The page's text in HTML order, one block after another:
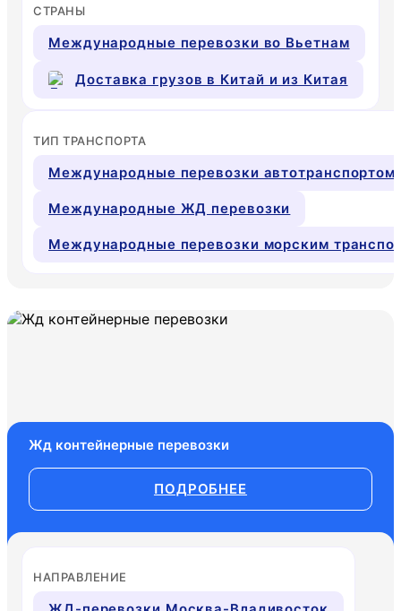
СТРАНЫ
Международные перевозки во Вьетнам
Доставка грузов в Китай и из Китая
ТИП ТРАНСПОРТА
Международные перевозки автотранспортом
Международные ЖД перевозки
Международные перевозки морским
Жд контейнерные перевозки
ПОДРОБНЕЕ
НАПРАВЛЕНИЕ